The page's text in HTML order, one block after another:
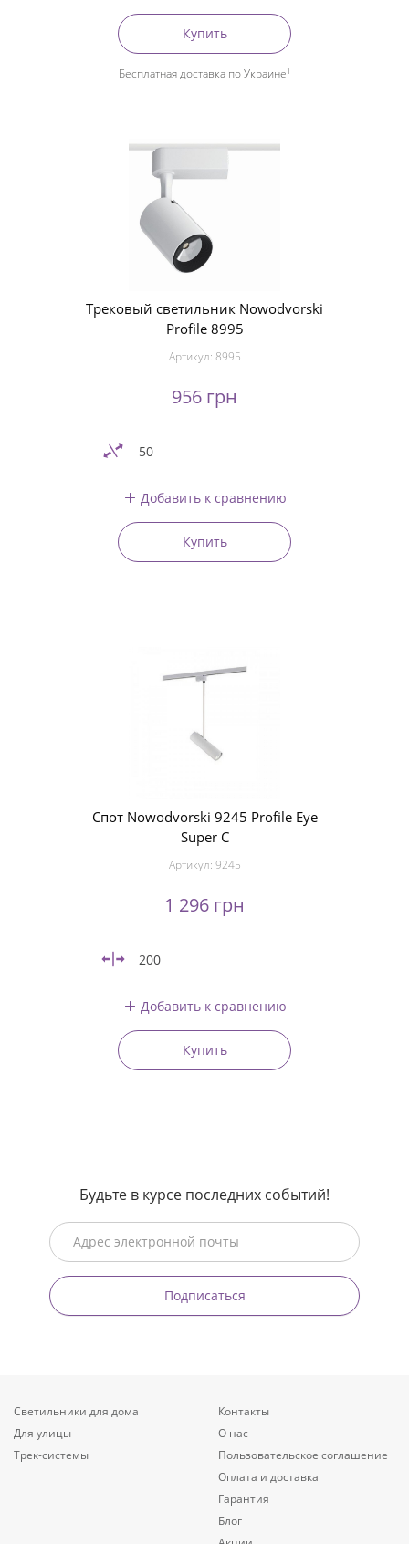
Купить
Бесплатная доставка по Украине1
Трековый светильник Nowodvorski
Profile 8995
Артикул: 8995
956 грн
50
Добавить к сравнению
Купить
Спот Nowodvorski 9245 Profile Eye
Super C
Артикул: 9245
1 296 грн
200
Добавить к сравнению
Купить
Будьте в курсе последних событий!
Подписаться
Светильники для дома
Для улицы
Трек-системы
Контакты
О нас
Пользовательское соглашение
Оплата и доставка
Гарантия
Блог